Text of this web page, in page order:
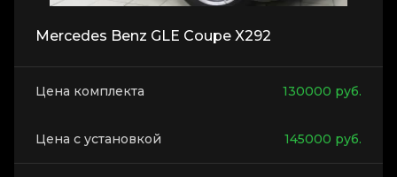
Mercedes Benz GLE Coupe X292
Цена комплекта 130000 руб.
Цена с установкой 145000 руб.